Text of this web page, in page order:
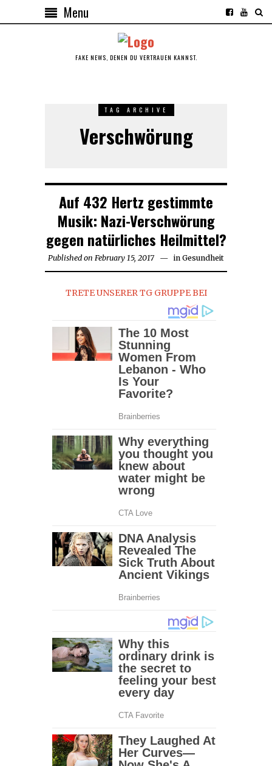
Menu
FAKE NEWS, DENEN DU VERTRAUEN KANNST.
TAG ARCHIVE
Verschwörung
Auf 432 Hertz gestimmte
Musik: Nazi-Verschwörung
gegen natürliches Heilmittel?
Published on February 15, 2017 February
in Gesundheit
TRETE UNSERER TG GRUPPE BEI